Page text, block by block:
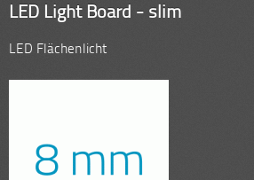
LED Light Board - slim
LED Flächenlicht